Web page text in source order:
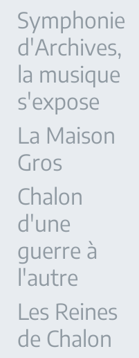
Symphonie
d'Archives,
la musique
s'expose
La Maison
Gros
Chalon
d'une
guerre à
l'autre
Les Reines
de Chalon